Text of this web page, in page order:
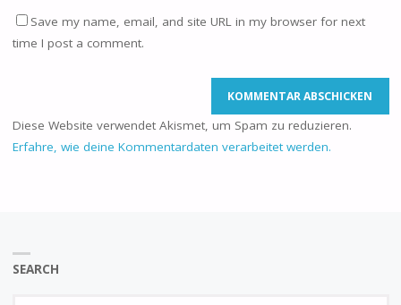
Save my name, email, and site URL in my browser for next
time I post a comment.
Diese Website verwendet Akismet, um Spam zu reduzieren.
Erfahre, wie deine Kommentardaten verarbeitet werden.
SEARCH